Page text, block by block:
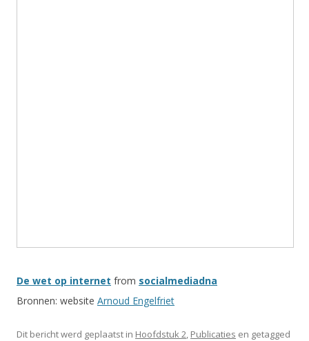
De wet op internet from socialmediadna
Bronnen: website Arnoud Engelfriet
Dit bericht werd geplaatst in Hoofdstuk 2, Publicaties en getagged